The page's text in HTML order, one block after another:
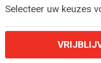
Selecteer uw keuzes